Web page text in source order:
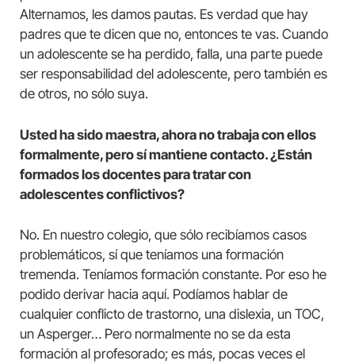
Alternamos, les damos pautas. Es verdad que hay
padres que te dicen que no, entonces te vas. Cuando
un adolescente se ha perdido, falla, una parte puede
ser responsabilidad del adolescente, pero también es
de otros, no sólo suya.
Usted ha sido maestra, ahora no trabaja con ellos
formalmente, pero sí mantiene contacto. ¿Están
formados los docentes para tratar con
adolescentes conflictivos?
No. En nuestro colegio, que sólo recibíamos casos
problemáticos, sí que teníamos una formación
tremenda. Teníamos formación constante. Por eso he
podido derivar hacia aquí. Podíamos hablar de
cualquier conflicto de trastorno, una dislexia, un TOC,
un Asperger… Pero normalmente no se da esta
formación al profesorado; es más, pocas veces el